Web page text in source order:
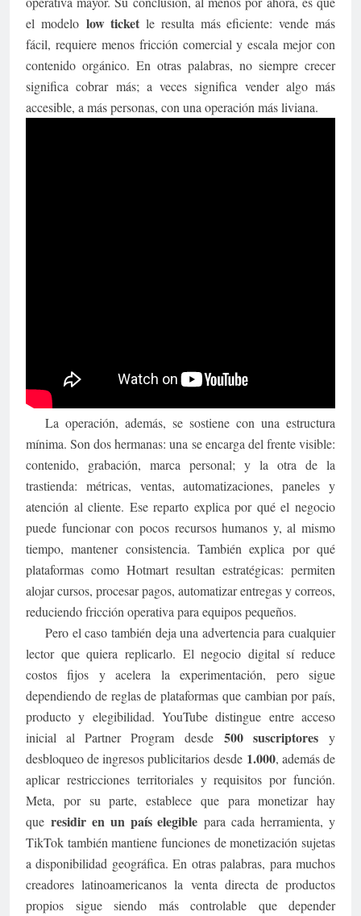
el modelo low ticket le resulta más eficiente: vende más
fácil, requiere menos fricción comercial y escala mejor con
contenido orgánico. En otras palabras, no siempre crecer
significa cobrar más; a veces significa vender algo más
accesible, a más personas, con una operación más liviana.
La operación, además, se sostiene con una estructura
mínima. Son dos hermanas: una se encarga del frente visible:
contenido, grabación, marca personal; y la otra de la
trastienda: métricas, ventas, automatizaciones, paneles y
atención al cliente. Ese reparto explica por qué el negocio
puede funcionar con pocos recursos humanos y, al mismo
tiempo, mantener consistencia. También explica por qué
plataformas como Hotmart resultan estratégicas: permiten
alojar cursos, procesar pagos, automatizar entregas y correos,
reduciendo fricción operativa para equipos pequeños.
Pero el caso también deja una advertencia para cualquier
lector que quiera replicarlo. El negocio digital sí reduce
costos fijos y acelera la experimentación, pero sigue
dependiendo de reglas de plataformas que cambian por país,
producto y elegibilidad. YouTube distingue entre acceso
inicial al Partner Program desde 500 suscriptoresy
desbloqueo de ingresos publicitarios desde 1.000, además de
aplicar restricciones territoriales y requisitos por función.
Meta, por su parte, establece que para monetizar hay
que residir en un país elegible para cada herramienta, y
TikTok también mantiene funciones de monetización sujetas
a disponibilidad geográfica. En otras palabras, para muchos
creadores latinoamericanos la venta directa de productos
propios sigue siendo más controlable que depender